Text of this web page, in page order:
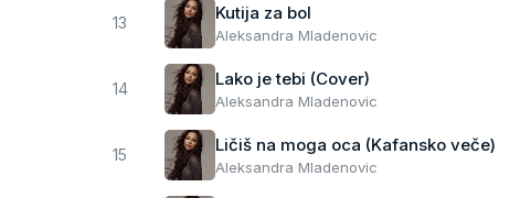
13 Kutija za bol
Aleksandra Mladenovic
14 Lako je tebi (Cover)
Aleksandra Mladenovic
15 Ličiš na moga oca (Kafansko veče)
Aleksandra Mladenovic